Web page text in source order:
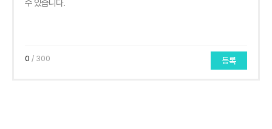
0 / 300 등록